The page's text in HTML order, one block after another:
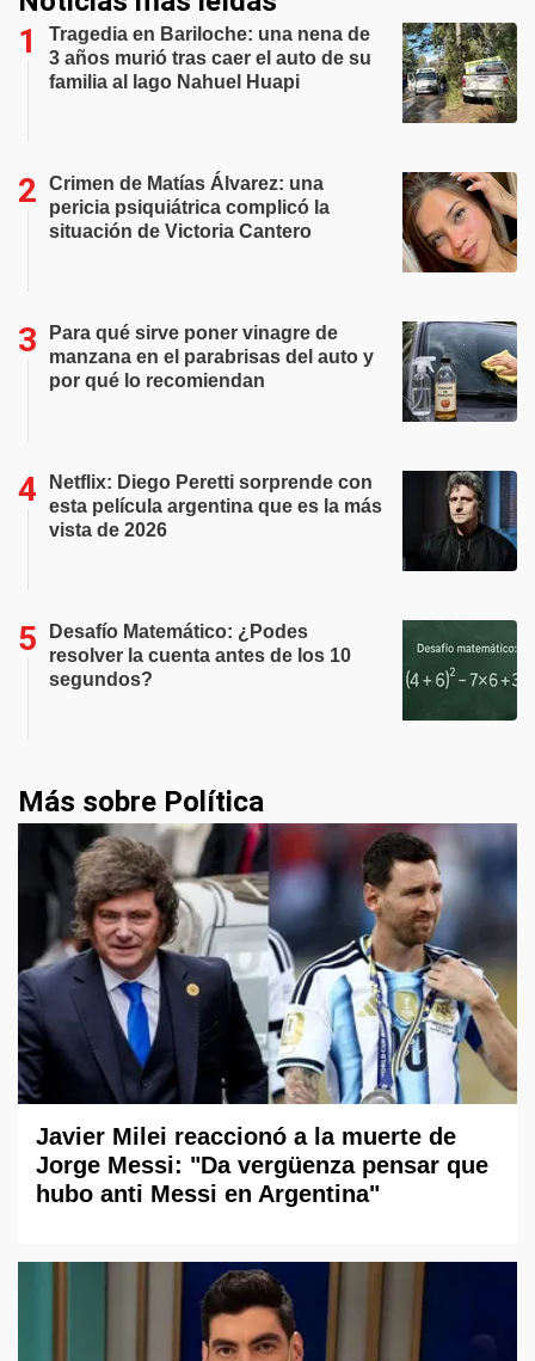
Tragedia en Bariloche: una nena de
3 años murió tras caer el auto de su
familia al lago Nahuel Huapi
Crimen de Matías Álvarez: una
pericia psiquiátrica complicó la
situación de Victoria Cantero
Para qué sirve poner vinagre de
manzana en el parabrisas del auto y
por qué lo recomiendan
Netflix: Diego Peretti sorprende con
esta película argentina que es la más
vista de 2026
Desafío Matemático: ¿Podes
resolver la cuenta antes de los 10
segundos?
Más sobre Política
Javier Milei reaccionó a la muerte de
Jorge Messi: "Da vergüenza pensar que
hubo anti Messi en Argentina"